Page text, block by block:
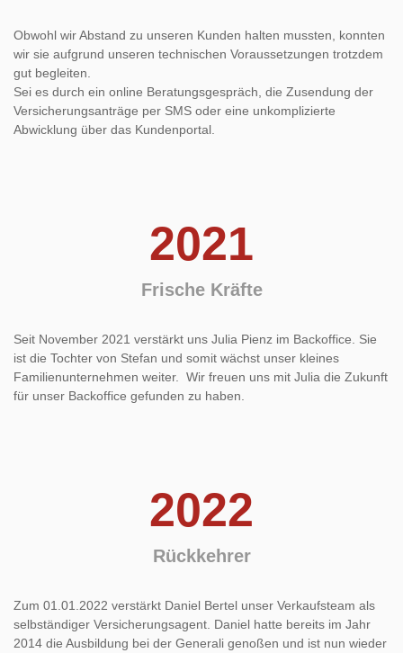
Obwohl wir Abstand zu unseren Kunden halten mussten, konnten
wir sie aufgrund unseren technischen Voraussetzungen trotzdem
gut begleiten.
Sei es durch ein online Beratungsgespräch, die Zusendung der
Versicherungsanträge per SMS oder eine unkomplizierte
Abwicklung über das Kundenportal.
2021
Frische Kräfte
Seit November 2021 verstärkt uns Julia Pienz im Backoffice. Sie
ist die Tochter von Stefan und somit wächst unser kleines
Familienunternehmen weiter. Wir freuen uns mit Julia die Zukunft
für unser Backoffice gefunden zu haben.
2022
Rückkehrer
Zum 01.01.2022 verstärkt Daniel Bertel unser Verkaufsteam als
selbständiger Versicherungsagent. Daniel hatte bereits im Jahr
2014 die Ausbildung bei der Generali genoßen und ist nun wieder